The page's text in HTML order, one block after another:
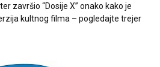
završio “Dosije X” onako kako je
kultnog filma – pogledajte trejer